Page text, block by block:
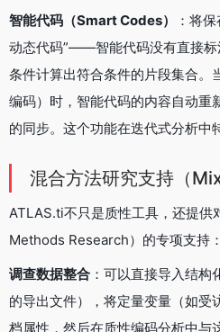
智能代码（Smart Codes）
：将
动态代码”——智能代码没有直接标
条件计算出符合条件的片段集合。
编码）时，智能代码的内容自动重
的同步。这个功能在迭代式分析中
混合方法研究支持（
ATLAS.ti不只是质性工具，还提供
Methods Research）的专项支持：
调查数据整合 ：可以直接导入结
的导出文件），将定量变量（如受
档属性，然后在质性编码分析中